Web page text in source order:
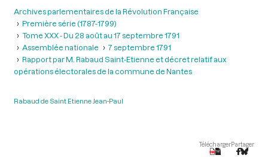
Archives parlementaires de la Révolution Française
Première série (1787-1799)
Tome XXX - Du 28 août au 17 septembre 1791
Assemblée nationale
7 septembre 1791
Rapport par M. Rabaud Saint-Etienne et décret relatif aux
opérations électorales de la commune de Nantes
Rabaud de Saint Etienne Jean-Paul
TéléchargerPartager